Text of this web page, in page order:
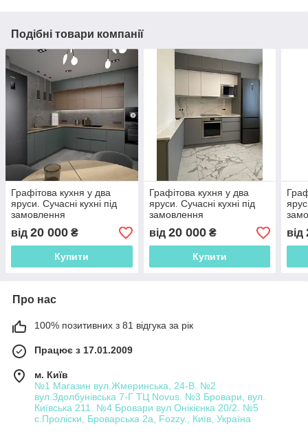
Подібні товари компанії
Графітова кухня у два
яруси. Сучасні кухні під
замовлення
від 20 000 ₴
Купити
Графітова кухня у два
яруси. Сучасні кухні під
замовлення
від 20 000₴
Купити
від
Про нас
100% позитивних з 81 відгука за рік
Працює з 17.01.2009
м. Київ
№1 Магазин вул.Жмеринська, 24-В. №2
вул.Здолбунівська 7-Г ТЦ Novus. №3 Бровари, вул.
Київська 211. №4 Бровари вул Онікієнка 20/2. №5
с.Проліски, Броварська 2а, Fozzy., Київ, Україна